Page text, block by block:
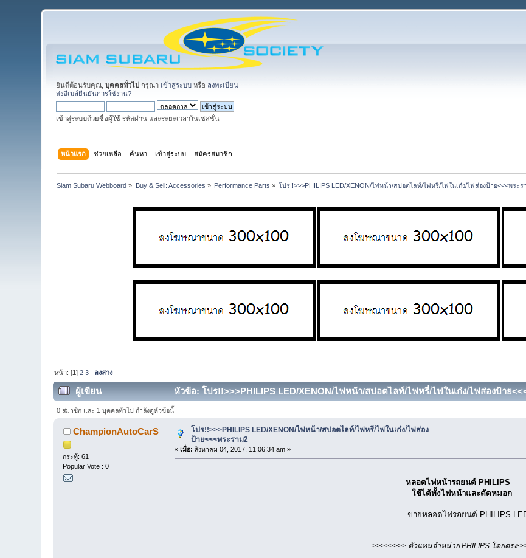
ยินดีต้อนรับคุณ,บุคคลทั่วไป กรุณา เข้าสู่ระบบ หรือ ลงทะเบียน
ส่งอีเมล์ยืนยันการใช้งาน?
เข้าสู่ระบบด้วยชื่อผู้ใช้ รหัสผ่าน และระยะเวลาในเซสชั่น
หน้าแรก ช่วยเหลือ ค้นหา เข้าสู่ระบบ สมัครสมาชิก
Siam Subaru Webboard » Buy & Sell: Accessories » Performance Parts » โปร!!>>>PHILIPS LED/XENON/ไฟหน้า/สปอตไลท์/ไฟหรี่/ไฟในเก๋ง/ไฟส่องป้าย<<<พระร
หน้า: [1]2 3 ลงล่าง
ผู้เขียน หัวข้อ: โปร!!>>>PHILIPS LED/XENON/ไฟหน้า/สปอตไลท์/ไฟหรี่/ไฟในเก๋ง/ไฟส่องป้าย
0 สมาชิก และ 1 บุคคลทั่วไป กำลังดูหัวข้อนี้
ChampionAutoCarS
กระทู้: 61
Popular Vote : 0
โปร!!>>>PHILIPS LED/XENON/ไฟหน้า/สปอตไลท์/ไฟหรี่/ไฟในเก๋ง/ไฟส่อง
ป้าย<<<พระราม2
« เมื่อ: สิงหาคม 04, 2017, 11:06:34 am »
หลอดไฟหน้ารถยนต์ PHILIPS
ใช้ได้ทั้งไฟหน้าและตัดหมอก
ขายหลอดไฟรถยนต์ PHILIPS LED XENON
>>>>>>>> ตัวแทนจำหน่าย PHILIPS โดยตรง